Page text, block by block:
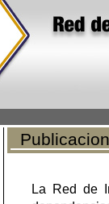
La Red de